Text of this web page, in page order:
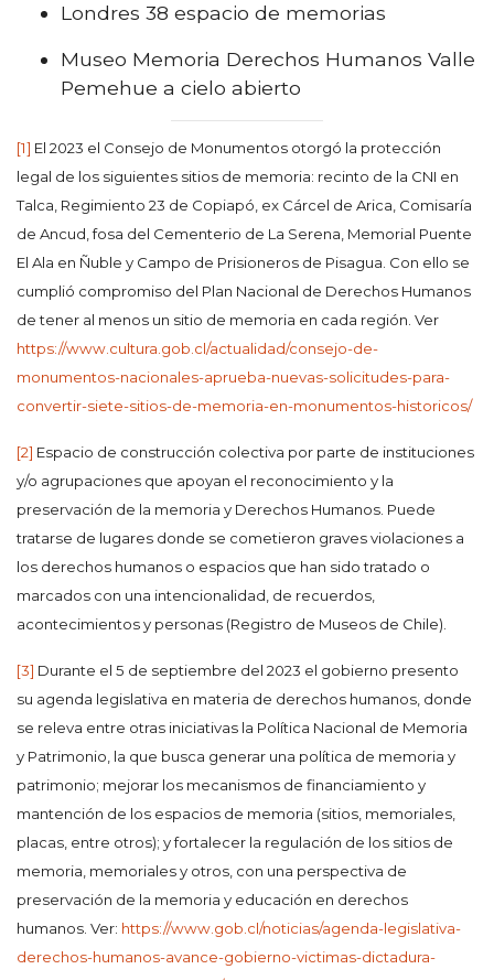
Londres 38 espacio de memorias
Museo Memoria Derechos Humanos Valle
Pemehue a cielo abierto
[1] El 2023 el Consejo de Monumentos otorgó la protección
legal de los siguientes sitios de memoria: recinto de la CNI en
Talca, Regimiento 23 de Copiapó, ex Cárcel de Arica, Comisaría
de Ancud, fosa del Cementerio de La Serena, Memorial Puente
El Ala en Ñuble y Campo de Prisioneros de Pisagua. Con ello se
cumplió compromiso del Plan Nacional de Derechos Humanos
de tener al menos un sitio de memoria en cada región. Ver
https://www.cultura.gob.cl/actualidad/consejo-de-
monumentos-nacionales-aprueba-nuevas-solicitudes-para-
convertir-siete-sitios-de-memoria-en-monumentos-historicos/
[2] Espacio de construcción colectiva por parte de instituciones
y/o agrupaciones que apoyan el reconocimiento y la
preservación de la memoria y Derechos Humanos. Puede
tratarse de lugares donde se cometieron graves violaciones a
los derechos humanos o espacios que han sido tratado o
marcados con una intencionalidad, de recuerdos,
acontecimientos y personas (Registro de Museos de Chile).
[3] Durante el 5 de septiembre del 2023 el gobierno presento
su agenda legislativa en materia de derechos humanos, donde
se releva entre otras iniciativas la Política Nacional de Memoria
y Patrimonio, la que busca generar una política de memoria y
patrimonio; mejorar los mecanismos de financiamiento y
mantención de los espacios de memoria (sitios, memoriales,
placas, entre otros); y fortalecer la regulación de los sitios de
memoria, memoriales y otros, con una perspectiva de
preservación de la memoria y educación en derechos
humanos. Ver: https://www.gob.cl/noticias/agenda-legislativa-
derechos-humanos-avance-gobierno-victimas-dictadura-